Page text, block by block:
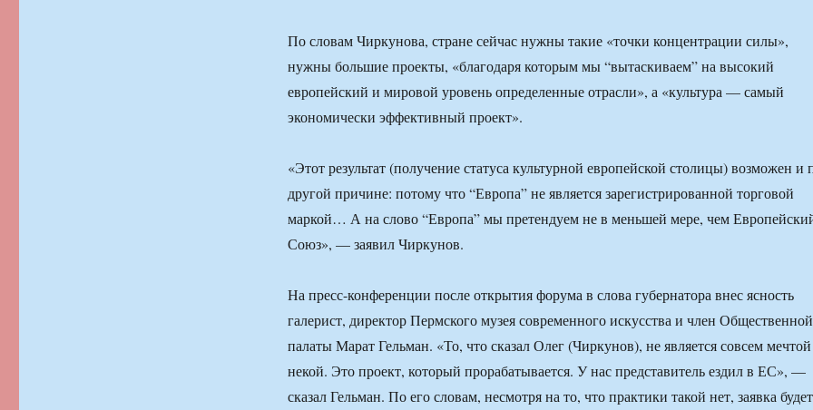
По словам Чиркунова, стране сейчас нужны такие «точки концентрации силы»,
нужны большие проекты, «благодаря которым мы “вытаскиваем” на высокий
европейский и мировой уровень определенные отрасли», а «культура — самый
экономически эффективный проект».
«Этот результат (получение статуса культурной европейской столицы) возможен и
другой причине: потому что “Европа” не является зарегистрированной торговой
маркой… А на слово “Европа” мы претендуем не в меньшей мере, чем
Союз», — заявил Чиркунов.
На пресс-конференции после открытия форума в слова губернатора внес ясность
галерист, директор Пермского музея современного искусства и член Общественной
палаты Марат Гельман. «То, что сказал Олег (Чиркунов), не является совсем мечтой
некой. Это проект, который прорабатывается. У нас представитель ездил в ЕС», —
сказал Гельман. По его словам, несмотря на то, что практики такой нет, заявка будет